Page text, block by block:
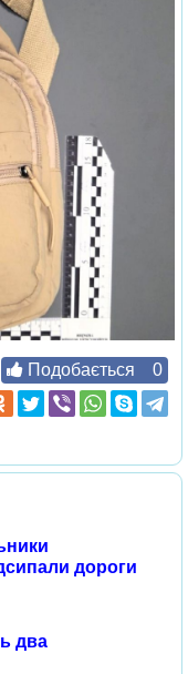
Подобається 0
дороги
два